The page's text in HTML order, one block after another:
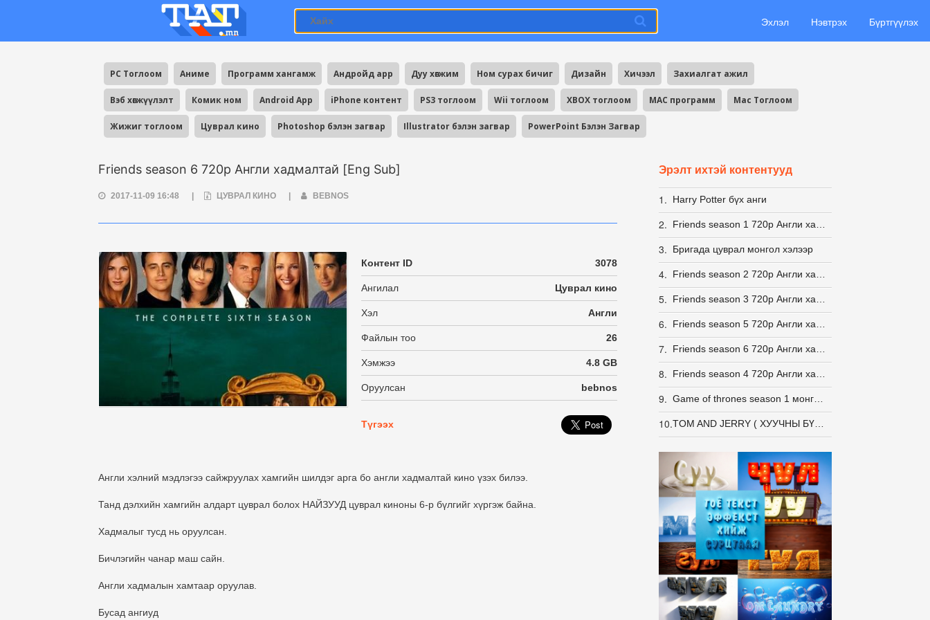
Эхлэл Нэвтрэх Бүртгүүлэх
PC Тоглоом Аниме Программ хангамж Андройд app Дуу хөгжим Ном сурах бичиг Дизайн Хичээл Захиалгат ажил
Вэб хөгжүүлэлт Комик ном Android App iPhone контент PS3 тоглоом Wii тоглоом XBOX тоглоом MAC программ Mac Тоглоом
Жижиг тоглоом Цуврал кино Photoshop бэлэн загвар Illustrator бэлэн загвар PowerPoint Бэлэн Загвар
Friends season 6 720p Англи хадмалтай [Eng Sub]
2017-11-09 16:48 ЦУВРАЛ КИНО BEBNOS
Контент ID 3078
Ангилал Цуврал кино
Хэл Англи
Файлын тоо 26
Хэмжээ 4.8 GB
Оруулсан bebnos
Түгээх
Англи хэлний мэдлэгээ сайжруулах хамгийн шилдэг арга бо англи хадмалтай кино үзэх билээ.
Танд дэлхийн хамгийн алдарт цуврал болох НАЙЗУУД цуврал киноны 6-р бүлгийг хүргэж байна.
Хадмалыг тусд нь оруулсан.
Бичлэгийн чанар маш сайн.
Англи хадмалын хамтаар оруулав.
Бусад ангиуд
Эрэлт ихтэй контентууд
1. Harry Potter бүх анги
2.
3. Бригада цуврал монгол хэлээр
4.
5.
6.
7.
8.
9.
10.